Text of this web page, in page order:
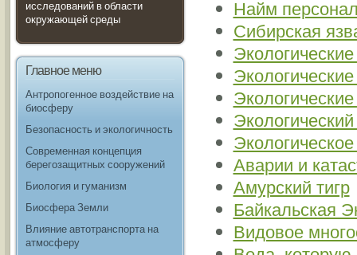
исследований в области
окружающей среды
Главное меню
Антропогенное воздействие на
биосферу
Безопасность и экологичность
Современная концепция
берегозащитных сооружений
Биология и гуманизм
Биосфера Земли
Влияние автотранспорта на
атмосферу
Найм
Сибирская
Аварии и
Амурский тигр
Байкальская
Видовое